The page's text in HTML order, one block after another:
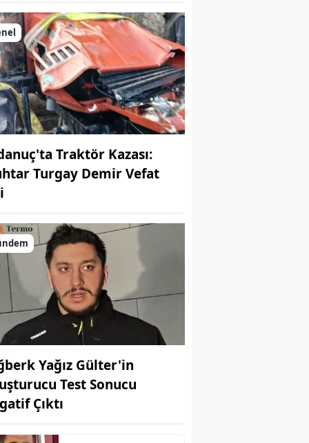
Traktör Kazası:
Turgay Demir Vefat
Yağız Gülter'in
Test Sonucu
Çıktı